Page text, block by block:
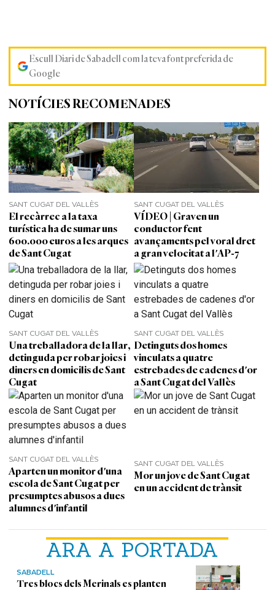
ARA A PORTADA
SABADELL
Tres blocs dels Merinals es planten
Escull Diari de Sabadell com la teva font preferida de
Google
NOTÍCIES RECOMENADES
SANT CUGAT DEL VALLÈS
El recàrrec a la taxa
turística ha de sumar uns
600.000 euros a les arques
de Sant Cugat
SANT CUGAT DEL VALLÈS
VÍDEO | Graven un
conductor fent
avançaments pel voral dret
a gran velocitat a l'AP-7
SANT CUGAT DEL VALLÈS
Una treballadora de la llar,
detinguda per robar joies i
diners en domicilis de Sant
Cugat
SANT CUGAT DEL VALLÈS
Detinguts dos homes
vinculats a quatre
estrebades de cadenes d'or
a Sant Cugat del Vallès
SANT CUGAT DEL VALLÈS
Aparten un monitor d'una
escola de Sant Cugat per
presumptes abusos a dues
alumnes d'infantil
SANT CUGAT DEL VALLÈS
Mor un jove de Sant Cugat
en un accident de trànsit